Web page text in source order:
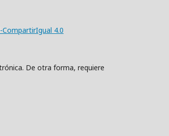
4.0
De otra forma, requiere